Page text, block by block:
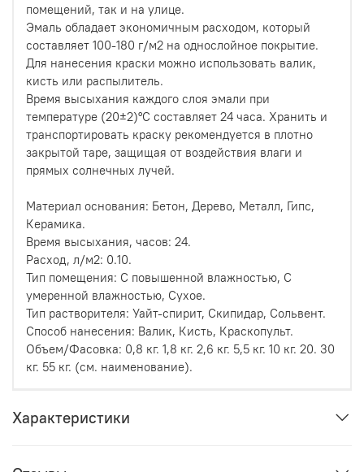
помещений, так и на улице.
Эмаль обладает экономичным расходом, который
составляет 100-180 г/м2 на однослойное покрытие.
Для нанесения краски можно использовать валик,
кисть или распылитель.
Время высыхания каждого слоя эмали при
температуре (20±2)°C составляет 24 часа. Хранить и
транспортировать краску рекомендуется в плотно
закрытой таре, защищая от воздействия влаги и
прямых солнечных лучей.
Материал основания: Бетон, Дерево, Металл, Гипс,
Керамика.
Время высыхания, часов: 24.
Расход, л/м2: 0.10.
Тип помещения: С повышенной влажностью, С
умеренной влажностью, Сухое.
Тип растворителя: Уайт-спирит, Скипидар, Сольвент.
Способ нанесения: Валик, Кисть, Краскопульт.
Объем/Фасовка: 0,8 кг. 1,8 кг. 2,6 кг. 5,5 кг. 10 кг. 20. 30
кг. 55 кг. (см. наименование).
Характеристики